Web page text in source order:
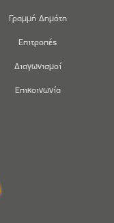
Γραμμή Δημότη
Επιτροπές
Διαγωνισμοί
Επικοινωνία